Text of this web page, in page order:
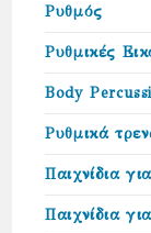
Ρυθμός
Ρυθμικές
Body
Ρυθμικά
Παιχνίδια
Παιχνίδια